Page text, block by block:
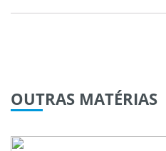
OUTRAS MATÉRIAS